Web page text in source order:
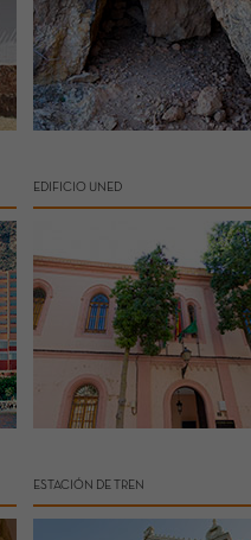
EDIFICIO UNED
ESTACIÓN DE TREN